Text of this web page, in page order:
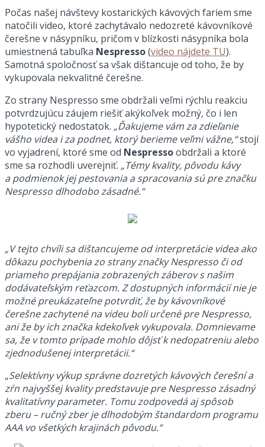
Počas našej návštevy kostarických kávových fariem sme
natočili video, ktoré zachytávalo nedozreté kávovníkové
čerešne v násypníku, pričom v blízkosti násypníka bola
umiestnená tabuľka Nespresso(video nájdete TU).
Samotná spoločnosť sa však dištancuje od toho, že by
vykupovala nekvalitné čerešne.
Zo strany Nespresso sme obdržali veľmi rýchlu reakciu
potvrdzujúcu záujem riešiť akýkoľvek možný, čo i len
hypotetický nedostatok. „Ďakujeme vám za zdieľanie
vášho videa i za podnet, ktorý berieme veľmi vážne,“stojí
vo vyjadrení, ktoré sme od Nespressoobdržali a ktoré
sme sa rozhodli uverejniť. „Témy kvality, pôvodu kávy
a podmienok jej pestovania a spracovania sú pre značku
Nespresso dlhodobo zásadné.“
„V tejto chvíli sa dištancujeme od interpretácie videa ako
dôkazu pochybenia zo strany značky Nespresso či od
priameho prepájania zobrazených záberov s našim
dodávateľským reťazcom. Z dostupných informácií nie je
možné preukázateľne potvrdiť, že by kávovníkové
čerešne zachytené na videu boli určené pre Nespresso,
ani že by ich značka kdekoľvek vykupovala. Domnievame
sa, že v tomto prípade mohlo dôjsť k nedopatreniu alebo
zjednodušenej interpretácii.“
„Selektívny výkup správne dozretých kávových čerešní a
zŕn najvyššej kvality predstavuje pre Nespresso zásadný
kvalitatívny parameter. Tomu zodpovedá aj spôsob
zberu – ručný zber je dlhodobým štandardom programu
AAA vo všetkých krajinách pôvodu.“